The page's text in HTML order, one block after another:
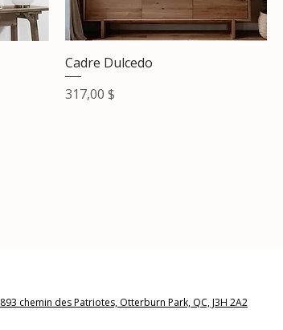
Cadre Dulcedo
Prix
317,00 $
893 chemin des Patriotes, Otterburn Park, QC, J3H 2A2